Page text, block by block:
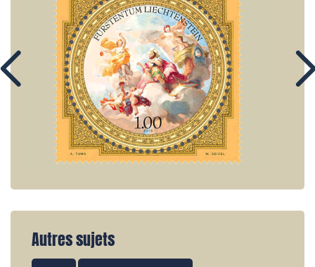
Autres sujets